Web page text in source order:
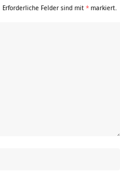
Erforderliche Felder sind mit * markiert.